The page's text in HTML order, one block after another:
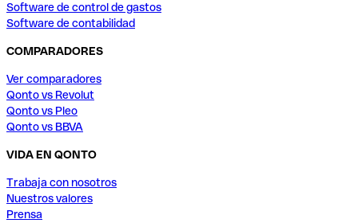
Software de control de gastos
Software de contabilidad
COMPARADORES
Ver comparadores
Qonto vs Revolut
Qonto vs Pleo
Qonto vs BBVA
VIDA EN QONTO
Trabaja con nosotros
Nuestros valores
Prensa